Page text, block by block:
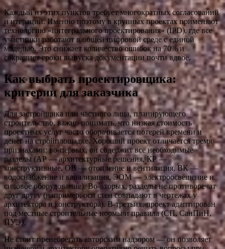
Каждый из этих пунктов требует многократных согласований
и итераций. Именно поэтому в крупных проектах применяют
технологию «интегрального проектирования» (IPD), где все
участники работают в общей цифровой среде с единой
моделью. Это снижает количество ошибок на 70% и
сокращает сроки выпуска документации почти вдвое.
Как выбрать проектировщика:
критерии для заказчика
Для застройщика или частного лица, планирующего
строительство, важно понимать, что низкая стоимость
проектных услуг часто оборачивается потерей времени и
денег на стройплощадке. Хороший проект отличается тремя
признаками: во-первых, он содержит все необходимые
разделы (АР — архитектурные решения, КР —
конструктивные, ОВ — отопление и вентиляция, ВК —
водоснабжение и канализация, ЭОМ — электроосвещение и
силовое оборудование). Во-вторых, разделы не противоречат
друг другу (например, оси стен совпадают в чертежах у
архитектора и конструктора). В-третьих, проект адаптирован
под местные строительные нормы и правила (СП, СанПиН,
ПУЭ).
Не стоит пренебрегать авторским надзором — он позволяет